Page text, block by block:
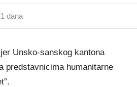
dana
Unsko-sanskog kantona
predstavnicima humanitarne